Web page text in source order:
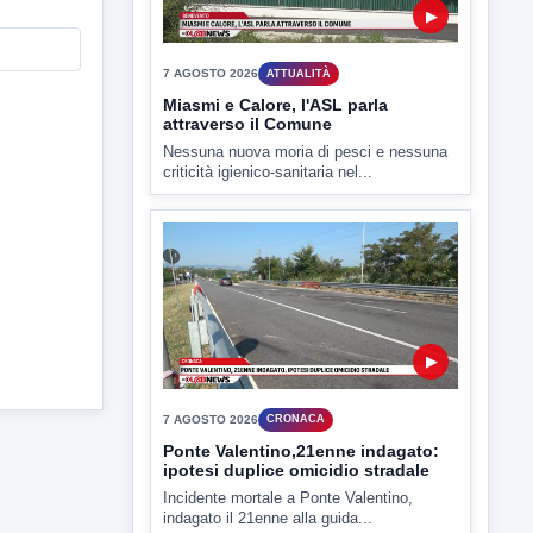
Ponte Valentino,21enne indagato:
Incidente mortale a Ponte Valentino,
indagato il 21enne alla guida...
▶
7 AGOSTO 2026 CRONACA
Malore o aggressione? Sarà
Adriana
Sarà affidato con ogni probabilità all'inizio
della prossima settimana l'incarico...